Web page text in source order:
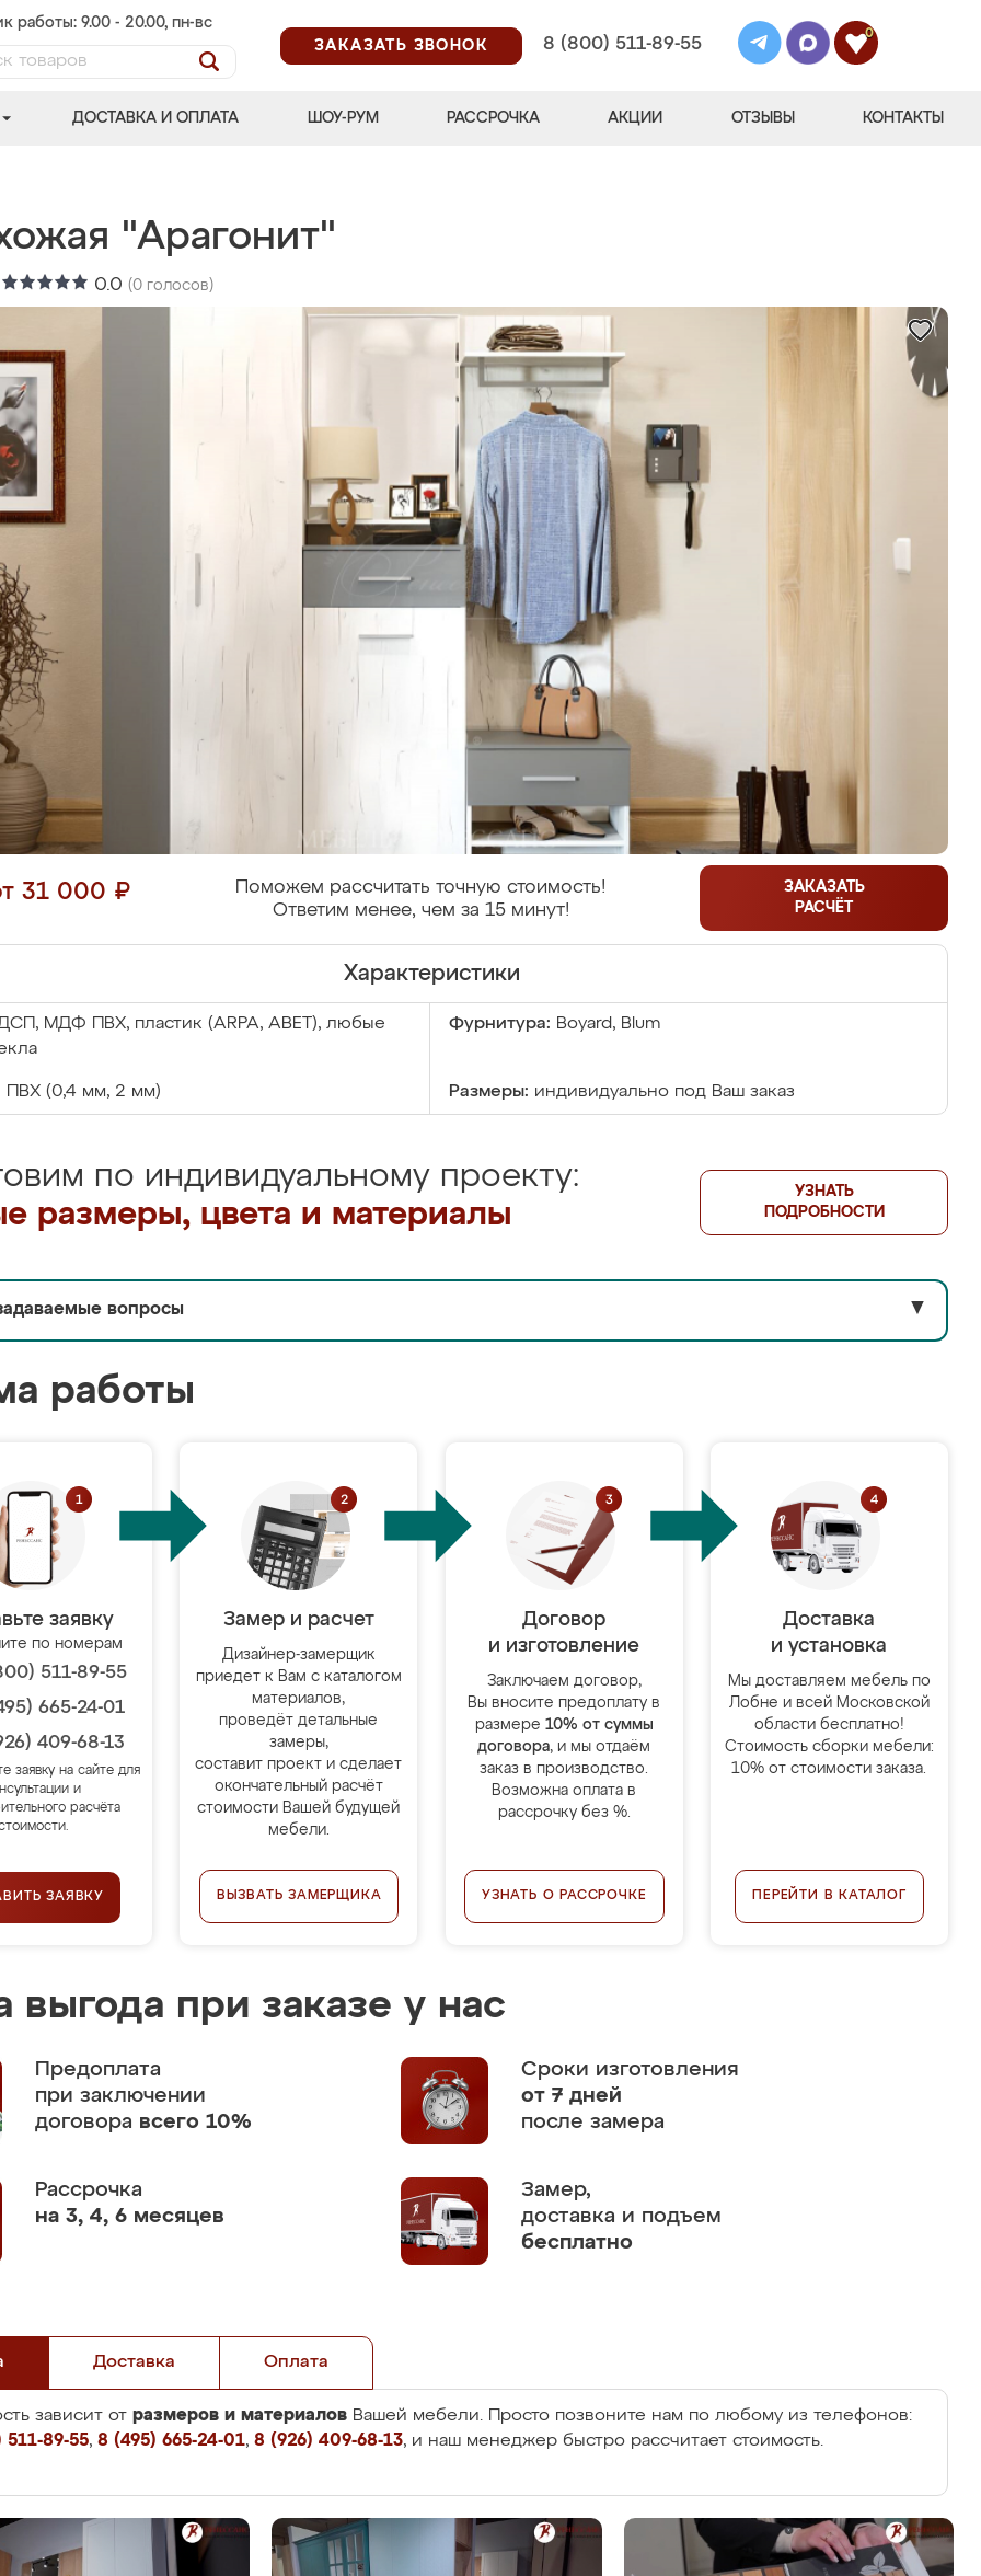
работы: 9.00 - 20.00, пн-вс
ЗАКАЗАТЬ ЗВОНОК
8 (800) 511-89-55
0
ДОСТАВКА И ОПЛАТА ШОУ-РУМ РАССРОЧКА АКЦИИ ОТЗЫВЫ КОНТАКТЫ
"Арагонит"
0.0 (0 голосов)
31 000 ₽
Поможем рассчитать точную стоимость!
Ответим менее, чем за 15 минут!
ЗАКАЗАТЬ
РАСЧЁТ
Характеристики
МДФ ПВХ, пластик (ARPA, ABET), любые
Фурнитура: Boyard, Blum
ПВХ (0,4 мм, 2 мм) Размеры: индивидуально под Ваш заказ
по индивидуальному проекту:
размеры, цвета и материалы
УЗНАТЬ
ПОДРОБНОСТИ
вопросы ▼
работы
заявку
по номерам
511-89-55
665-24-01
409-68-13
заявку на сайте для
и
расчёта
ЗАЯВКУ
Замер и расчет
Дизайнер-замерщик
приедет к Вам с каталогом
материалов,
проведёт детальные
замеры,
составит проект и сделает
окончательный расчёт
стоимости Вашей будущей
мебели.
ВЫЗВАТЬ ЗАМЕРЩИКА
Договор
и изготовление
Заключаем договор,
Вы вносите предоплату в
размере 10% от суммы
договора, и мы отдаём
заказ в производство.
Возможна оплата в
рассрочку без %.
УЗНАТЬ О РАССРОЧКЕ
Доставка
и установка
Мы доставляем мебель по
Лобне и всей Московской
области бесплатно!
Стоимость сборки мебели:
10% от стоимости заказа.
ПЕРЕЙТИ В КАТАЛОГ
выгода при заказе у нас
Предоплата
при заключении
договора всего 10%
Сроки изготовления
от 7 дней
после замера
Рассрочка
на 3, 4, 6 месяцев
Замер,
доставка и подъем
бесплатно
Доставка Оплата
зависит от размеров и материалов Вашей мебели. Просто позвоните нам по любому из телефонов:
89-55, 8 (495) 665-24-01, 8 (926) 409-68-13, и наш менеджер быстро рассчитает стоимость.